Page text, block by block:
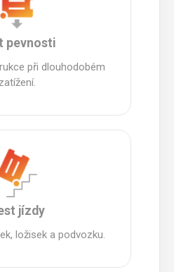
pevnosti
při dlouhodobém
zatížení.
jízdy
ložisek a podvozku.